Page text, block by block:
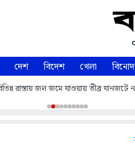
দেশ বিদেশ খেলা
রাস্তায় জল জমে যাওয়ায় তীব্র যানজটে